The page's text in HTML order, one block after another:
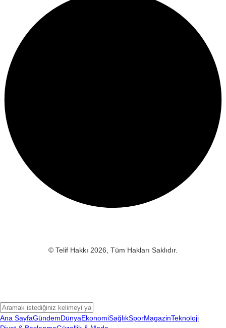
© Telif Hakkı 2026, Tüm Hakları Saklıdır.
Ana SayfaGündemDünyaEkonomiSağlıkSporMagazinTeknoloji